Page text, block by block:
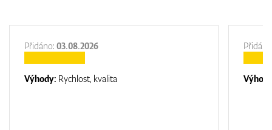
Přidáno: 03.08.2026
Výhody: Rychlost, kvalita